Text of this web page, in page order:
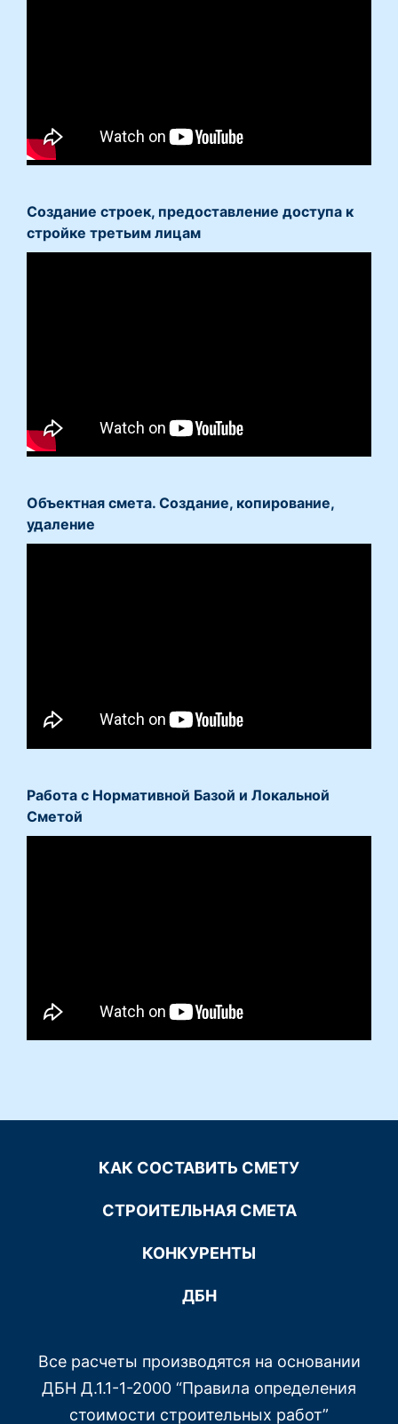
Создание строек, предоставление доступа к
стройке третьим лицам
Объектная смета. Создание, копирование,
удаление
Работа с Нормативной Базой и Локальной
Сметой
КАК СОСТАВИТЬ СМЕТУ
СТРОИТЕЛЬНАЯ СМЕТА
КОНКУРЕНТЫ
ДБН
Все расчеты производятся на основании
ДБН Д.1.1-1-2000 “Правила определения
стоимости строительных работ”